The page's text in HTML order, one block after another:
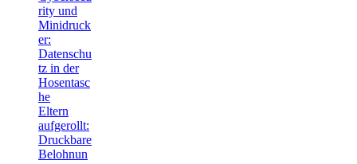
rity und
Minidruck
er:
Datenschu
tz in der
Hosentasc
he
Eltern
aufgerollt:
Druckbare
Belohnun